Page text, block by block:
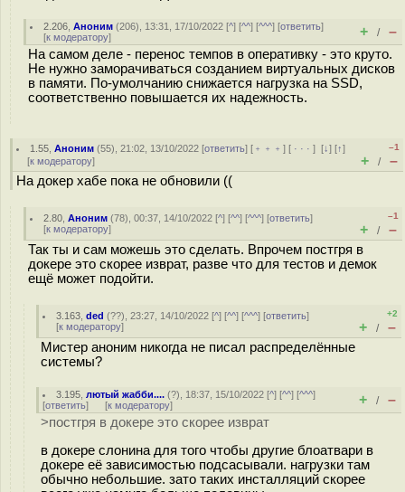
2.206 ,Аноним (206), 13:31, 17/10/2022 [^] [^^] [^^^] [ответить]
[к модератору] + / –
На самом деле - перенос темпов в оперативку - это круто.
Не нужно заморачиваться созданием виртуальных дисков
в памяти. По-умолчанию снижается нагрузка на SSD,
соответственно повышается их надежность.
1.55 ,Аноним (55), 21:02, 13/10/2022 [ответить] [ ﹢﹢﹢] [ · · ·][↓] [↑]
[к модератору]
–1
+ / –
На докер хабе пока не обновили ((
2.80 ,Аноним (78), 00:37, 14/10/2022 [^] [^^] [^^^] [ответить]
[к модератору]
–1
+ / –
Так ты и сам можешь это сделать. Впрочем постгря в
докере это скорее изврат, разве что для тестов и демок
ещё может подойти.
3.163 ,ded (??), 23:27, 14/10/2022 [^] [^^] [^^^] [ответить]
[к модератору]
+2
+ / –
Мистер аноним никогда не писал распределённые
системы?
3.195 ,лютый жабби.... (?), 18:37, 15/10/2022 [^] [^^] [^^^]
[ответить] [к модератору] + / –
>постгря в докере это скорее изврат
в докере слонина для того чтобы другие блоатвари в
докере её зависимостью подсасывали. нагрузки там
обычно небольшие. зато таких инсталляций скорее